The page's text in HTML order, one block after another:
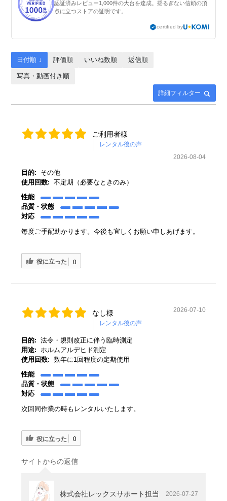
認証済みレビュー1,000件の大台を達成。揺るぎない信頼の頂
点に立つストアの証明です。
certified by
詳細フィルター
日付順 ↓ 評価順 いいね数順 返信順
写真・動画付き順
ご利用者様
2026-08-04
目的:
その他
使用回数: 不定期（必要なときのみ）
性能
品質・状態
対応
毎度ご手配助かります。今後も宜しくお願い申しあげます。
役に立った 0
なし様 2026-07-10
目的: 法令・規則改正に伴う臨時測定
用途: ホルムアルデヒド測定
使用回数: 数年に1回程度の定期使用
性能
品質・状態
対応
次回同作業の時もレンタルいたします。
役に立った 0
サイトからの返信
株式会社レックスサポート担当 2026-07-27